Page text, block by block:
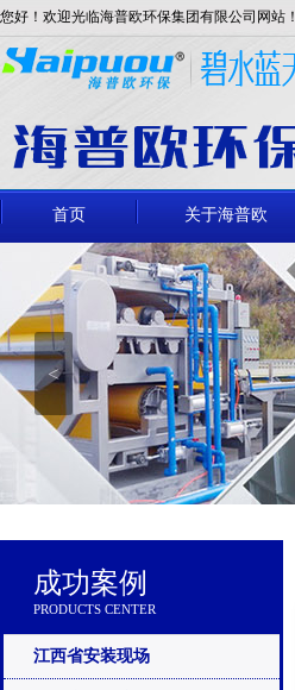
您好！欢迎光临海普欧环保集团有限公司网站！
首页 关于海普欧
<
成功案例
PRODUCTS CENTER
江西省安装现场